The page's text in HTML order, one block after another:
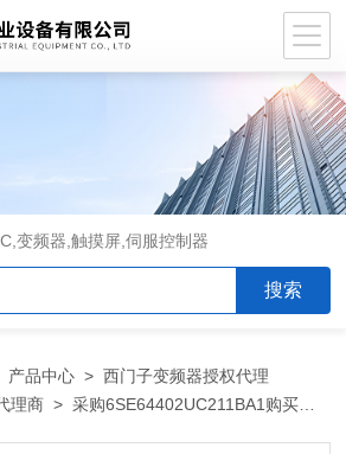
变频器,触摸屏,伺服控制器
产品中心 >西门子变频器授权代理
理商 > 采购6SE64402UC211BA1购买西